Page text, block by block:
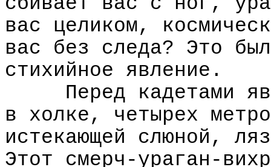
вас целиком,
вас без следа? Это
стихийное явление.
Перед кадетами
в холке, четырех
истекающей слюной,
Этот смерч-ураган-